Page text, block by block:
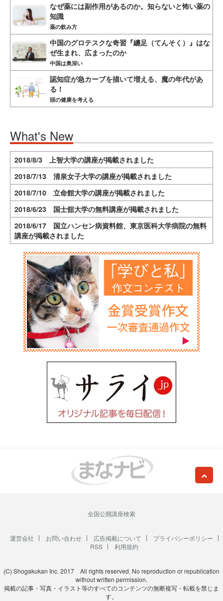
なぜ薬には副作用があるのか。知らないと怖い薬の
知識
薬の飲み方
中国のグロテスクな奇習『纏足（てんそく）』はな
ぜ生まれ、広まったのか
中国は奥深い
認知症が急カーブを描いて増える、魔の年代があ
る！
頭の健康を考える
What's New
2018/8/3 上智大学の講座が掲載されました
2018/7/13 清泉女子大学の講座が掲載されました
2018/7/10 立命館大学の講座が掲載されました
2018/6/23 国士舘大学の無料講座が掲載されました
2018/6/17 国立ハンセン病資料館、東京医科大学病院の無料
講座が掲載されました
全国公開講座検索
運営会社 お問い合わせ 広告掲載について
プライバシーポリシー
RSS
利用規約
(C) Shogakukan Inc. 2017 All rights reserved. No reproduction or republication
without written permission.
掲載の記事・写真・イラスト等のすべてのコンテンツの無断複写・転載を禁じま
す。